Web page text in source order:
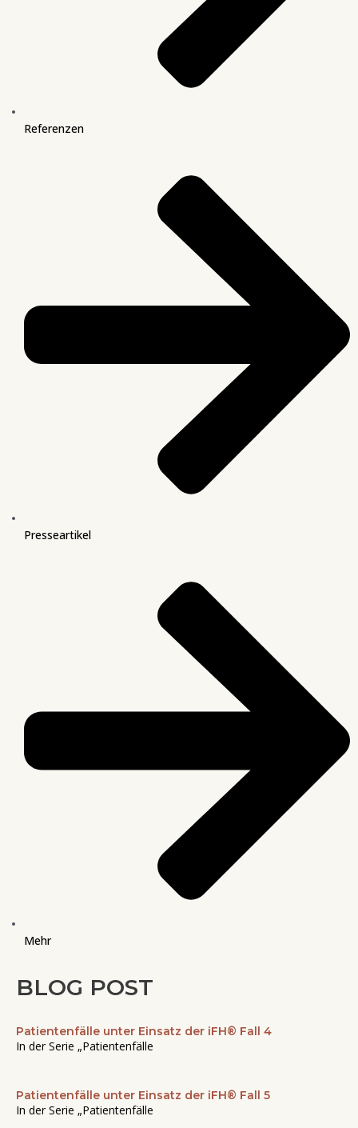
Referenzen
Presseartikel
Mehr
BLOG POST
Patientenfälle unter Einsatz der iFH® Fall 4
In der Serie „Patientenfälle
Patientenfälle unter Einsatz der iFH® Fall 5
In der Serie „Patientenfälle
SeiteSeiteSeiteSeiteSeite